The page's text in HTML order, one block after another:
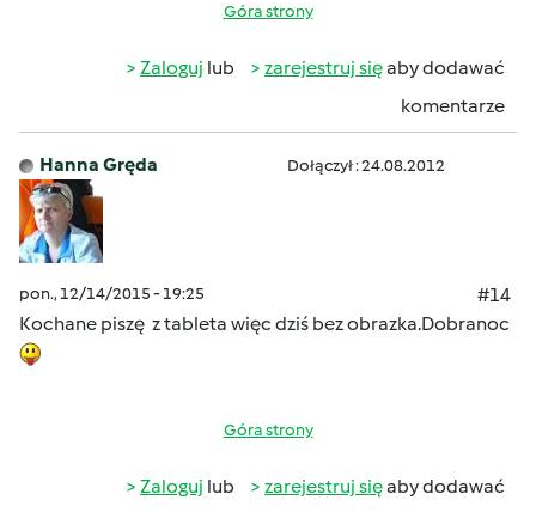
Góra strony
Zaloguj lub zarejestruj sięaby dodawać
komentarze
Hanna Gręda Dołączył : 24.08.2012
pon., 12/14/2015 - 19:25
#14
Kochane piszę z tableta więc dziś bez obrazka.Dobranoc
Góra strony
Zaloguj lub zarejestruj sięaby dodawać